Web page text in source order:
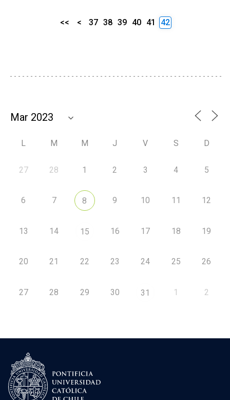
<< < 37 38 39 40 41 42
L M M J V S D
27 28 1 2 3 4 5
6 7 8 9 10 11 12
13 14 15 16 17 18 19
20 21 22 23 24 25 26
27 28 29 30 31 1 2